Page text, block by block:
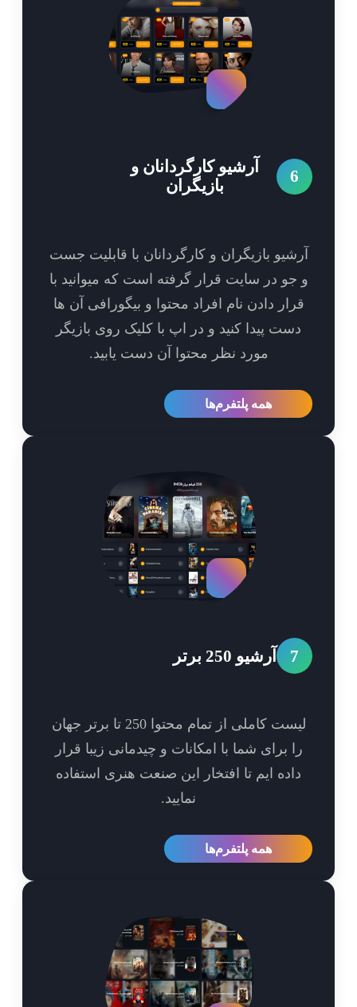
آرشیو کارگردانان و
بازیگران
بازیگران و کارگردانان با قابلیت جست
در سایت قرار گرفته است که میوانید با
دادن نام افراد محتوا و بیگورافی آن ها
پیدا کنید و در اپ با کلیک روی بازیگر
مورد نظر محتوا آن دست یابید.
همه پلتفرم‌ها
آرشیو 250 برتر
لیست کاملی از تمام محتوا 250 تا برتر جهان
برای شما با امکانات و چیدمانی زیبا قرار
ایم تا افتخار این صنعت هنری استفاده
همه پلتفرم‌ها